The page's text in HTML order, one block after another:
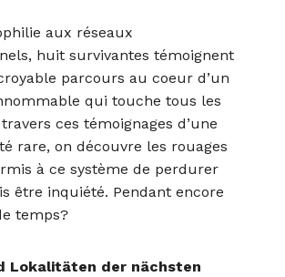
aux réseaux
huit survivantes témoignent
parcours au coeur d’un
qui touche tous les
ces témoignages d’une
rare, on découvre les rouages
à ce système de perdurer
être inquiété. Pendant encore
temps?
Lokalitäten der nächsten